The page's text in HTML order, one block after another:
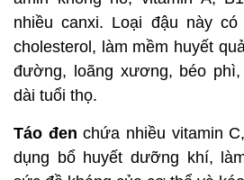
Rau câu và tảo tím
chứa
các vitamin nhóm B, có lợi
máu, làm giảm cholesterol,
phòng chống cao huyết áp,
bệnh lý tuyến giáp trạng.
Vừng đen
có công dụng làm
não, bổ can thận, nhiều sữa,